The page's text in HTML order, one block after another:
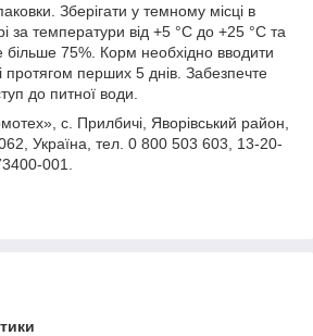
Зберігати у темному місці в
за температури від +5 °C до +25 °C та
більше 75%. Корм необхідно вводити
протягом перших 5 днів. Забезпечте
до питної води.
с. Прилбичі, Яворівський район,
Україна, тел. 0 800 503 603, 13-20-
001.